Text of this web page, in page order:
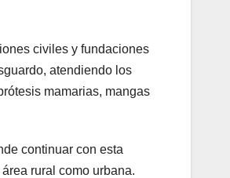
civiles y fundaciones
atendiendo los
mamarias, mangas
continuar con esta
rural como urbana.